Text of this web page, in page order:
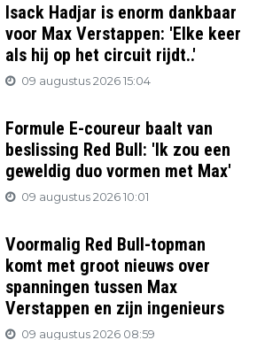
Isack Hadjar is enorm dankbaar
voor Max Verstappen: 'Elke keer
als hij op het circuit rijdt..'
09 augustus 2026 15:04
Formule E-coureur baalt van
beslissing Red Bull: 'Ik zou een
geweldig duo vormen met Max'
09 augustus 2026 10:01
Voormalig Red Bull-topman
komt met groot nieuws over
spanningen tussen Max
Verstappen en zijn ingenieurs
09 augustus 2026 08:59